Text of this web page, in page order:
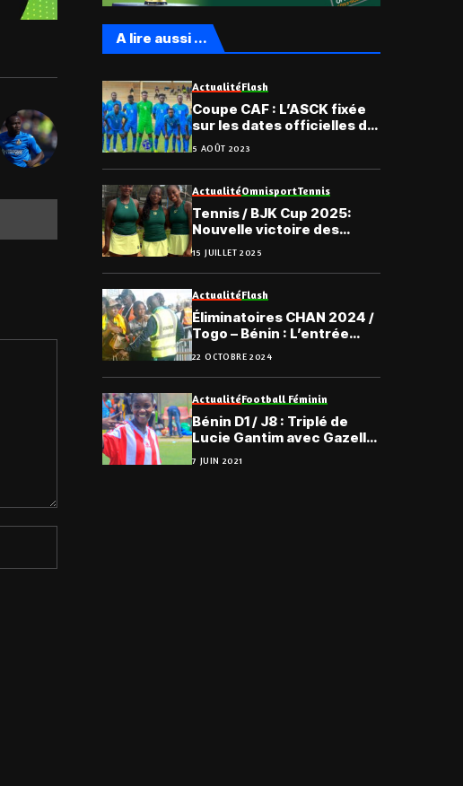
A lire aussi ...
ActualitéFlash
Coupe CAF : L’ASCK fixée
sur les dates officielles du
1er tour préliminaire
5 AOÛT 2023
ActualitéOmnisportTennis
Tennis / BJK Cup 2025:
Nouvelle victoire des
Togolaises
15 JUILLET 2025
ActualitéFlash
Éliminatoires CHAN 2024 /
Togo – Bénin : L’entrée
gracieusement offerte au
public
22 OCTOBRE 2024
ActualitéFootball Féminin
Bénin D1 / J8 : Triplé de
Lucie Gantim avec Gazelle
FC
7 JUIN 2021